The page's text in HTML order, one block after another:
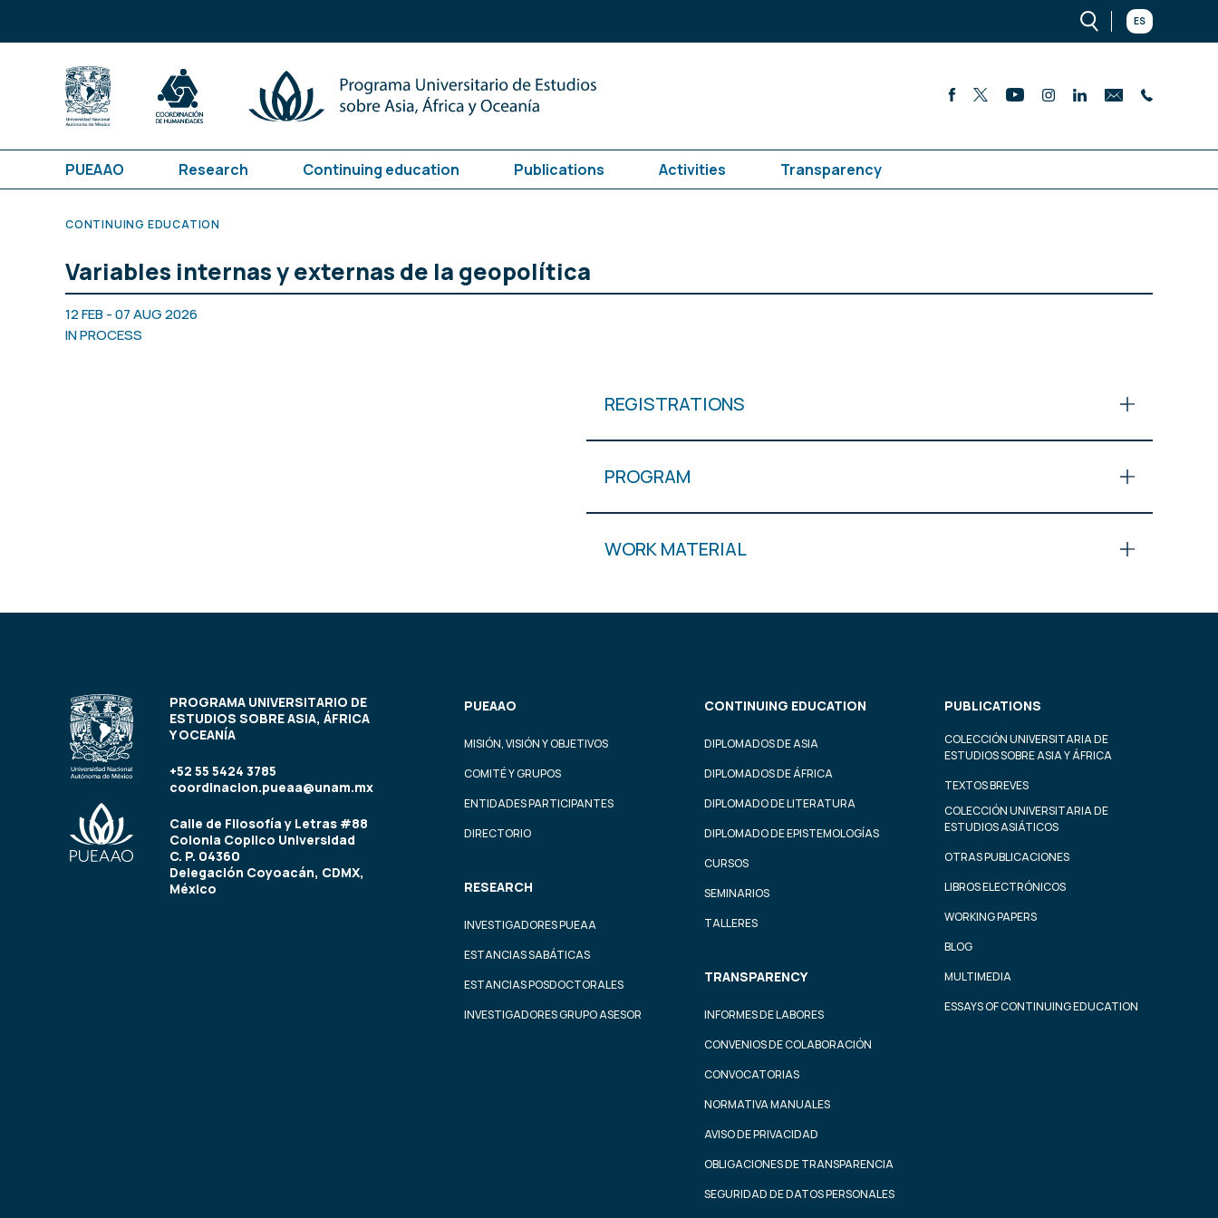
ES
PUEAAO Research Continuing education Publications Activities Transparency
CONTINUING EDUCATION
Variables internas y externas de la geopolítica
12 FEB - 07 AUG 2026
IN PROCESS
REGISTRATIONS
PROGRAM
WORK MATERIAL
PROGRAMA UNIVERSITARIO DE
ESTUDIOS SOBRE ASIA, ÁFRICA
Y OCEANÍA
+52 55 5424 3785
coordinacion.pueaa@unam.mx
Calle de Filosofía y Letras #88
Colonia Copilco Universidad
C. P. 04360
Delegación Coyoacán, CDMX,
México
PUEAAO
MISIÓN, VISIÓN Y OBJETIVOS
COMITÉ Y GRUPOS
ENTIDADES PARTICIPANTES
DIRECTORIO
RESEARCH
INVESTIGADORES PUEAA
ESTANCIAS SABÁTICAS
ESTANCIAS POSDOCTORALES
INVESTIGADORES GRUPO ASESOR
CONTINUING EDUCATION
DIPLOMADOS DE ASIA
DIPLOMADOS DE ÁFRICA
DIPLOMADO DE LITERATURA
DIPLOMADO DE EPISTEMOLOGÍAS
CURSOS
SEMINARIOS
TALLERES
TRANSPARENCY
INFORMES DE LABORES
CONVENIOS DE COLABORACIÓN
CONVOCATORIAS
NORMATIVA MANUALES
AVISO DE PRIVACIDAD
OBLIGACIONES DE TRANSPARENCIA
SEGURIDAD DE DATOS PERSONALES
PUBLICATIONS
COLECCIÓN UNIVERSITARIA DE
ESTUDIOS SOBRE ASIA Y ÁFRICA
TEXTOS BREVES
COLECCIÓN UNIVERSITARIA DE
ESTUDIOS ASIÁTICOS
OTRAS PUBLICACIONES
LIBROS ELECTRÓNICOS
WORKING PAPERS
BLOG
MULTIMEDIA
ESSAYS OF CONTINUING EDUCATION